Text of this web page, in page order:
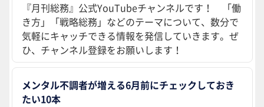
『月刊総務』公式YouTubeチャンネルです！ 「働
き方」「戦略総務」などのテーマについて、数分で
気軽にキャッチできる情報を発信していきます。ぜ
ひ、チャンネル登録をお願いします！
メンタル不調者が増える6月前にチェックしておき
たい10本